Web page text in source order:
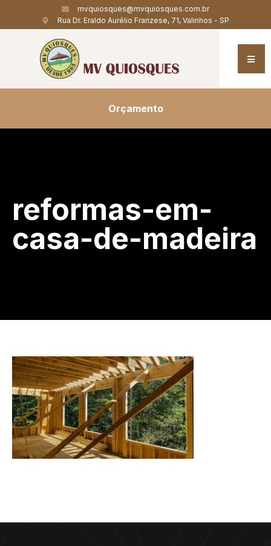
mvquiosques@mvquiosques.com.br
Rua Dr. Eraldo Aurélio Franzese, 71, Valinhos - SP
Orçamento
reformas-em-
casa-de-madeira